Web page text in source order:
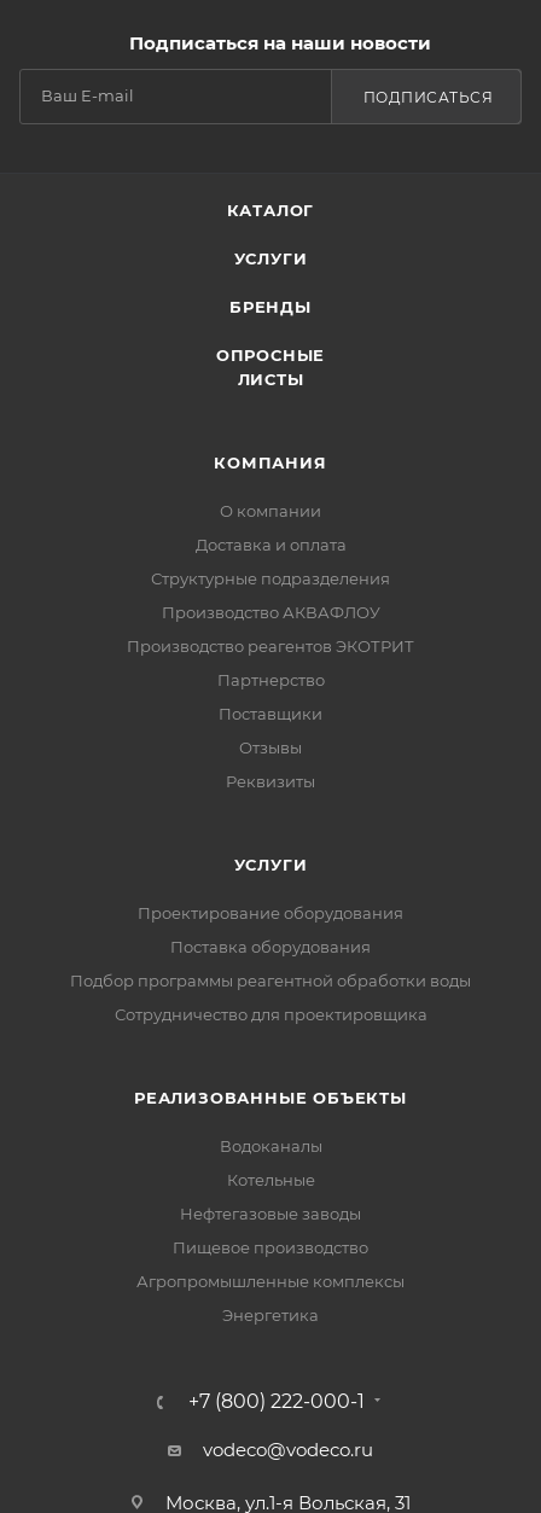
Подписаться на наши новости
ПОДПИСАТЬСЯ
КАТАЛОГ
УСЛУГИ
БРЕНДЫ
ОПРОСНЫЕ
ЛИСТЫ
КОМПАНИЯ
О компании
Доставка и оплата
Структурные подразделения
Производство АКВАФЛОУ
Производство реагентов ЭКОТРИТ
Партнерство
Поставщики
Отзывы
Реквизиты
УСЛУГИ
Проектирование оборудования
Поставка оборудования
Подбор программы реагентной обработки воды
Сотрудничество для проектировщика
РЕАЛИЗОВАННЫЕ ОБЪЕКТЫ
Водоканалы
Котельные
Нефтегазовые заводы
Пищевое производство
Агропромышленные комплексы
Энергетика
+7 (800) 222-000-1
vodeco@vodeco.ru
Москва, ул.1-я Вольская, 31